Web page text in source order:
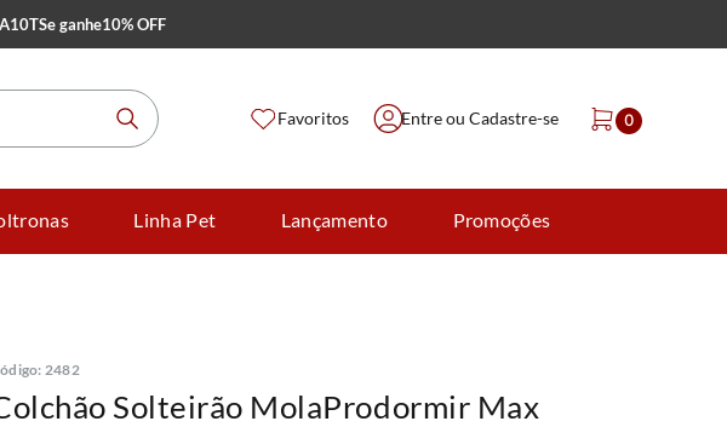
e ganhe10% OFF
Favoritos Entre ou Cadastre-se 0
Linha Pet Lançamento Promoções
: 2482
Solteirão MolaProdormir Max